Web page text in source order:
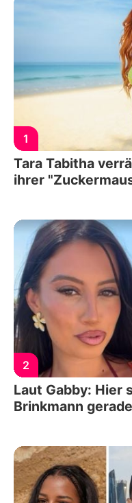
1
Tara Tabitha
ihrer
2
Laut Gabby: Hier
Brinkmann